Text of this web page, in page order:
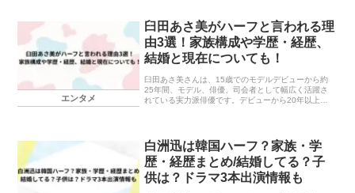
エンタメ
臼田あさ美がハーフと言われる理
由3選！家族構成や学歴・経歴、
結婚と現在についても！
臼田あさ美さんは、15歳でのモデルデビューから約
25年間、モデル、俳優、司会者として幅広く活躍さ
れている実力派俳優です。デビューから20年以上た
白洲迅は韓国ハーフ？家族・学
歴・経歴まとめ/結婚してる？子
供は？ドラマ3本出演情報も